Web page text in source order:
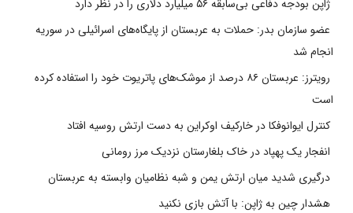
ژاپن بودجه دفاعی بی‌سابقه ۵۶ میلیارد دلاری را در نظر دارد
عضو سازمان بدر: حملات به عربستان از پایگاه‌های اسرائیلی در سوریه
انجام شد
رویترز: عربستان ۸۶ درصد از موشک‌های پاتریوت خود را استفاده کرده
است
کنترل ایوانوفکا در خارکیف اوکراین به دست ارتش روسیه افتاد
انفجار یک پهپاد در خاک بلغارستان نزدیک مرز رومانی
درگیری شدید میان ارتش یمن و شبه نظامیان وابسته به عربستان
هشدار چین به ژاپن: با آتش بازی نکنید